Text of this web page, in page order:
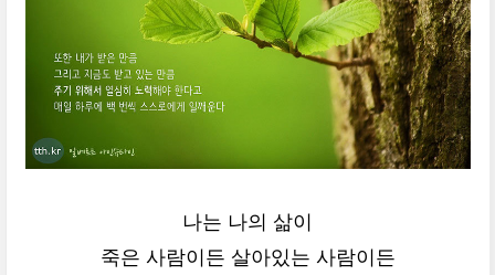
나는 나의 삶이
죽은 사람이든 살아있는 사람이든